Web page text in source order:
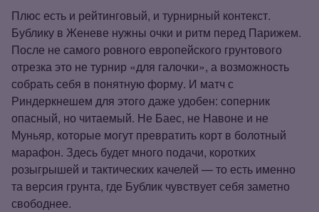
Плюс есть и рейтинговый, и турнирный контекст.
Бублику в Женеве нужны очки и ритм перед Парижем.
После не самого ровного европейского грунтового
отрезка это не турнир «для галочки», а возможность
собрать себя в понятную форму. И матч с
Риндеркнешем для этого даже удобен: соперник
опасный, но читаемый. Не Баес, не Навоне и не
Муньяр, которые могут превратить корт в болотный
марафон. Здесь будет много подачи, коротких
розыгрышей и тактических качелей — то есть именно
та версия грунта, где Бублик чувствует себя заметно
свободнее.